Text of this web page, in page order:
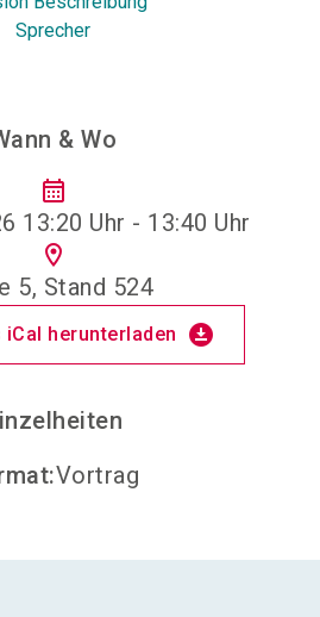
Sprecher
& Wo
calendar_month
13:20 Uhr - 13:40 Uhr
location_on
5, Stand 524
herunterladen download_for_offline
:Vortrag